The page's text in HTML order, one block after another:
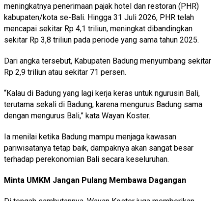
meningkatnya penerimaan pajak hotel dan restoran (PHR)
kabupaten/kota se-Bali. Hingga 31 Juli 2026, PHR telah
mencapai sekitar Rp 4,1 triliun, meningkat dibandingkan
sekitar Rp 3,8 triliun pada periode yang sama tahun 2025.
Dari angka tersebut, Kabupaten Badung menyumbang sekitar
Rp 2,9 triliun atau sekitar 71 persen.
“Kalau di Badung yang lagi kerja keras untuk ngurusin Bali,
terutama sekali di Badung, karena mengurus Badung sama
dengan mengurus Bali,” kata Wayan Koster.
Ia menilai ketika Badung mampu menjaga kawasan
pariwisatanya tetap baik, dampaknya akan sangat besar
terhadap perekonomian Bali secara keseluruhan.
Minta UMKM Jangan Pulang Membawa Dagangan